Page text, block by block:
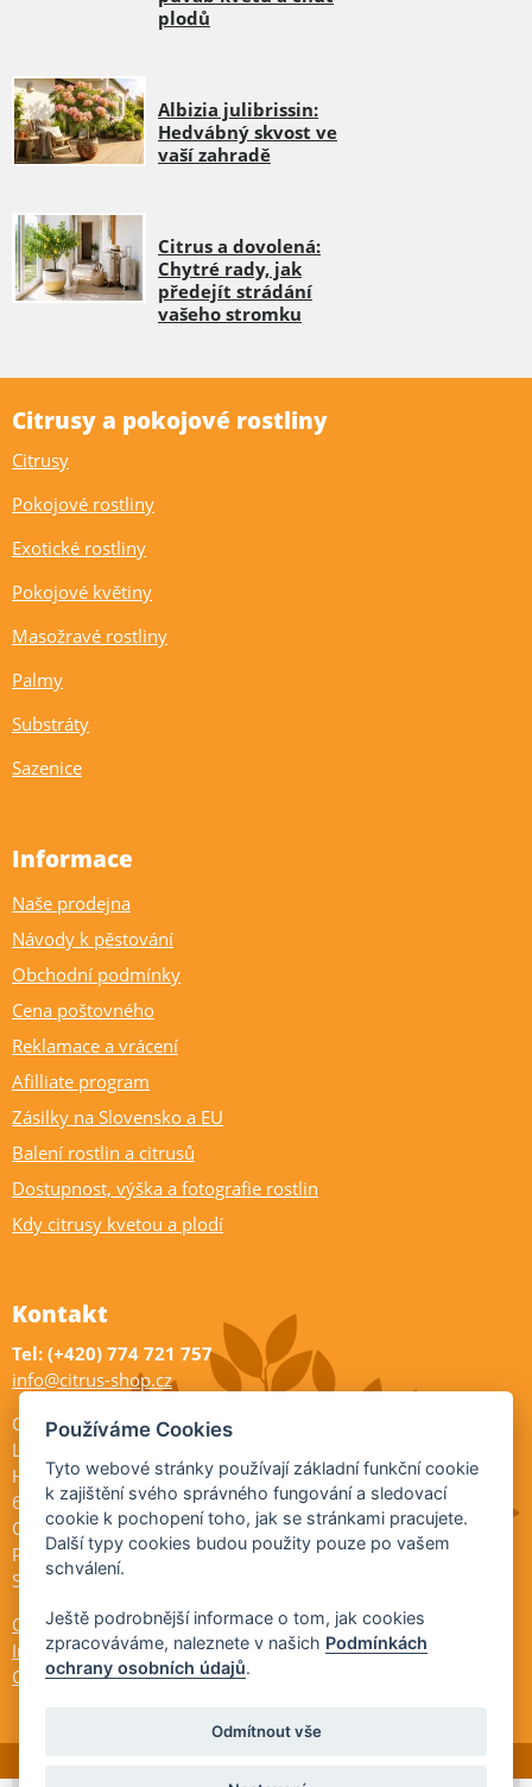
plodů
Albizia julibrissin:
Hedvábný skvost ve
vaší zahradě
Citrus a dovolená:
Chytré rady, jak
předejít strádání
vašeho stromku
Citrusy a pokojové rostliny
Citrusy
Pokojové rostliny
Exotické rostliny
Pokojové květiny
Masožravé rostliny
Palmy
Substráty
Sazenice
Informace
Naše prodejna
Návody k pěstování
Obchodní podmínky
Cena poštovného
Reklamace a vrácení
Afilliate program
Zásilky na Slovensko a EU
Balení rostlin a citrusů
Dostupnost, výška a fotografie rostlin
Kdy citrusy kvetou a plodí
Kontakt
Tel: (+420) 774 721 757
info@citrus-shop.cz
Citrus shop zahradnictví
Legionářů 2
Hodonín
695 01
Otevřeno:
Po-Pá 9-17
So 9-11:30
Ochrana osobních údajů
Informace ÚKZÚZ
Cookies
Používáme Cookies
Tyto webové stránky používají základní funkční cookie
k zajištění svého správného fungování a sledovací
cookie k pochopení toho, jak se stránkami pracujete.
Další typy cookies budou použity pouze po vašem
schválení.
Ještě podrobnější informace o tom, jak cookies
zpracováváme, naleznete v našich Podmínkách
ochrany osobních údajů.
Odmítnout vše